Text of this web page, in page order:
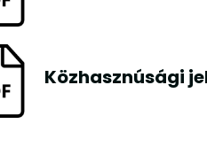
Közhasznúsági